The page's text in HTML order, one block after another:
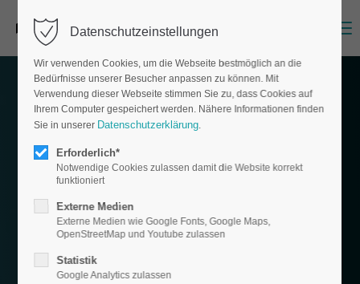
Datenschutzeinstellungen
Wir verwenden Cookies, um die Webseite bestmöglich an die
Bedürfnisse unserer Besucher anpassen zu können. Mit
Verwendung dieser Webseite stimmen Sie zu, dass Cookies auf
Ihrem Computer gespeichert werden. Nähere Informationen finden
Sie in unserer Datenschutzerklärung.
Erforderlich*
Notwendige Cookies zulassen damit die Website korrekt
funktioniert
Externe Medien
Externe Medien wie Google Fonts, Google Maps,
OpenStreetMap und Youtube zulassen
Statistik
Google Analytics zulassen